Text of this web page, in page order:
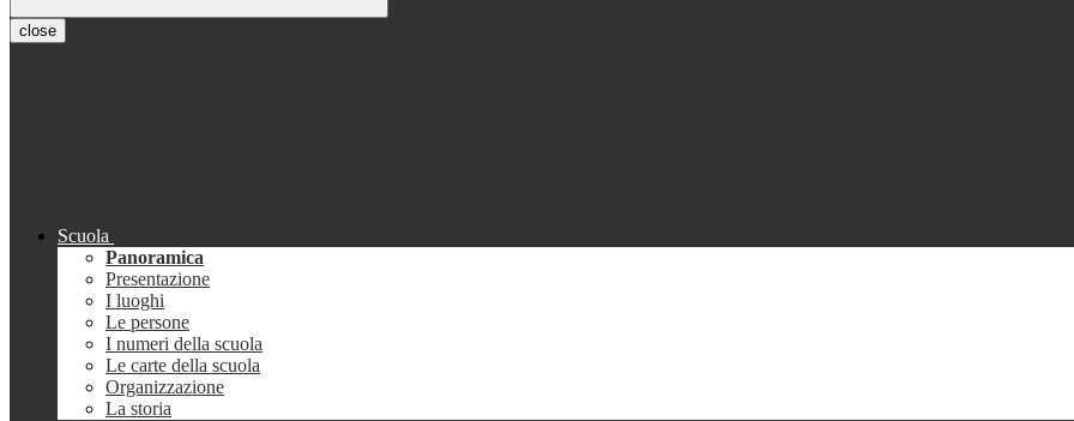
close
Scuola
Panoramica
Presentazione
I luoghi
Le persone
I numeri della scuola
Le carte della scuola
Organizzazione
La storia